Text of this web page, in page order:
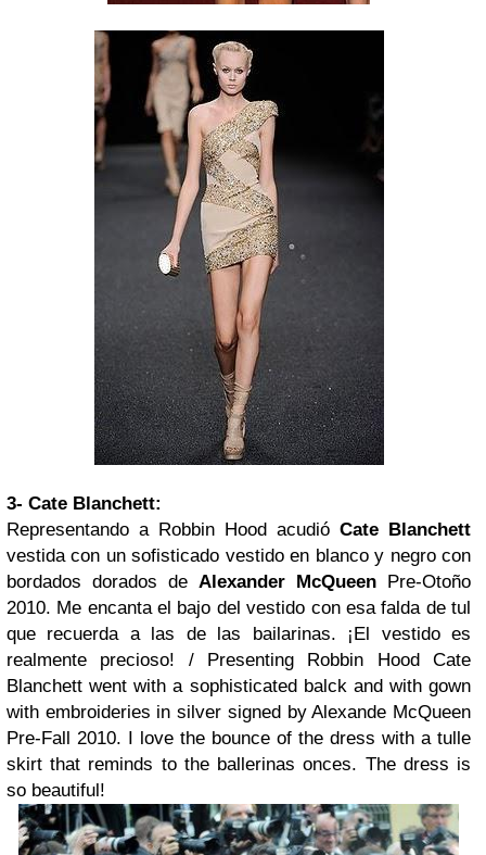
3- Cate Blanchett:
Representando a Robbin Hood acudió Cate Blanchett
vestida con un sofisticado vestido en blanco y negro con
bordados dorados de Alexander McQueen Pre-Otoño
2010. Me encanta el bajo del vestido con esa falda de tul
que recuerda a las de las bailarinas. ¡El vestido es
realmente precioso! / Presenting Robbin Hood Cate
Blanchett went with a sophisticated balck and with gown
with embroideries in silver signed by Alexande McQueen
Pre-Fall 2010. I love the bounce of the dress with a tulle
skirt that reminds to the ballerinas onces. The dress is
so beautiful!